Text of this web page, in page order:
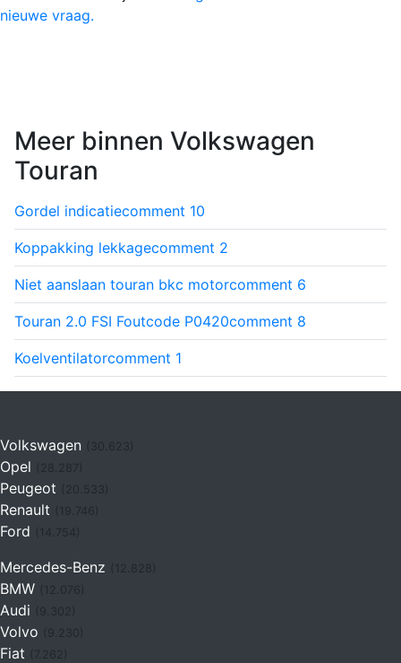
nieuwe vraag.
Meer binnen Volkswagen
Touran
Gordel indicatiecomment 10
Koppakking lekkagecomment 2
Niet aanslaan touran bkc motorcomment 6
Touran 2.0 FSI Foutcode P0420comment 8
Koelventilatorcomment 1
Volkswagen (30.623)
Opel
Peugeot
Renault (19.746)
Ford (14.754)
Mercedes-Benz
BMW (12.076)
Audi
Volvo
Fiat (7.262)